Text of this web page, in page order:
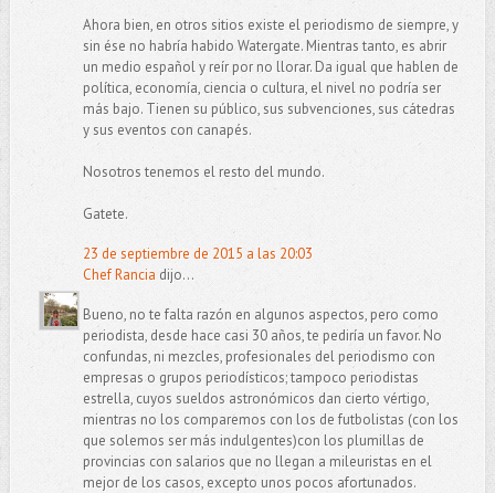
Ahora bien, en otros sitios existe el periodismo de siempre, y
sin ése no habría habido Watergate. Mientras tanto, es abrir
un medio español y reír por no llorar. Da igual que hablen de
política, economía, ciencia o cultura, el nivel no podría ser
más bajo. Tienen su público, sus subvenciones, sus cátedras
y sus eventos con canapés.
Nosotros tenemos el resto del mundo.
Gatete.
23 de septiembre de 2015 a las 20:03
Chef Rancia dijo...
Bueno, no te falta razón en algunos aspectos, pero como
periodista, desde hace casi 30 años, te pediría un favor. No
confundas, ni mezcles, profesionales del periodismo con
empresas o grupos periodísticos; tampoco periodistas
estrella, cuyos sueldos astronómicos dan cierto vértigo,
mientras no los comparemos con los de futbolistas (con los
que solemos ser más indulgentes)con los plumillas de
provincias con salarios que no llegan a mileuristas en el
mejor de los casos, excepto unos pocos afortunados.